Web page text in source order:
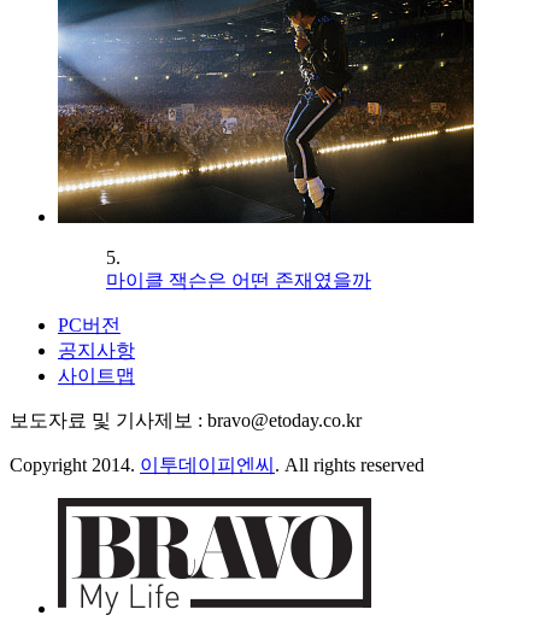
5.
마이클 잭슨은 어떤 존재였을까
PC버전
공지사항
사이트맵
보도자료 및 기사제보 : bravo@etoday.co.kr
Copyright 2014. 이투데이피엔씨 . All rights reserved